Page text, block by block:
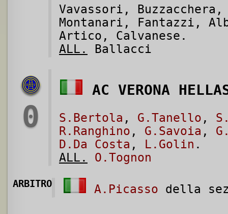
Vavassori,
Montanari, Fantazzi,
Artico, Calvanese.
ALL.
Ballacci
0
AC VERONA
S.Bertola , G.Tanello ,
R.Ranghino , G.Savoia ,
D.Da Costa , L.Golin .
ALL.
O.Tognon
ARBITRO A.Picasso della